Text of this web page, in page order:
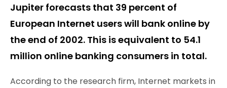
Jupiter forecasts that 39 percent of
European Internet users will bank online by
the end of 2002. This is equivalent to 54.1
million online banking consumers in total.
According to the research firm, Internet markets in